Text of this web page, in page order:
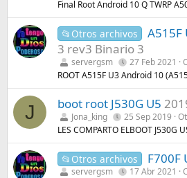
Final Root Android 10 Q TWRP
📂Otros archivos A515F
3 rev3 Binario 3
servergsm 27 Feb 2021
ROOT A515F U3 Android 10
J boot root J530G U5
Jona_king 25 Sep 2019
LES COMPARTO ELBOOT J530G
📂Otros archivos F700F
servergsm 17 Abr 2021